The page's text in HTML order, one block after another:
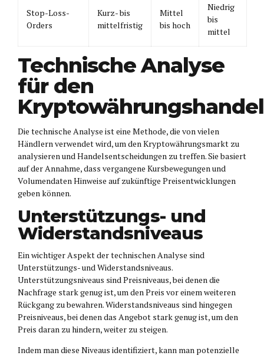
Stop-Loss-
Orders
Kurz- bis
mittelfristig
Mittel
bis hoch
Niedrig
bis
mittel
Technische Analyse
für den
Kryptowährungshandel
Die technische Analyse ist eine Methode, die von vielen
Händlern verwendet wird, um den Kryptowährungsmarkt zu
analysieren und Handelsentscheidungen zu treffen. Sie basiert
auf der Annahme, dass vergangene Kursbewegungen und
Volumendaten Hinweise auf zukünftige Preisentwicklungen
geben können.
Unterstützungs- und
Widerstandsniveaus
Ein wichtiger Aspekt der technischen Analyse sind
Unterstützungs- und Widerstandsniveaus.
Unterstützungsniveaus sind Preisniveaus, bei denen die
Nachfrage stark genug ist, um den Preis vor einem weiteren
Rückgang zu bewahren. Widerstandsniveaus sind hingegen
Preisniveaus, bei denen das Angebot stark genug ist, um den
Preis daran zu hindern, weiter zu steigen.
Indem man diese Niveaus identifiziert, kann man potenzielle